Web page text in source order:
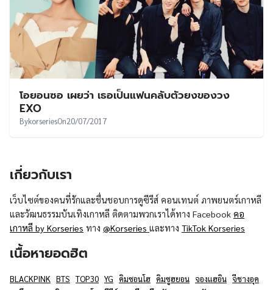
โอยอนซอ เผยว่า เธอเป็นแฟนคลับตัวยงของวง
EXO
BykorseriesOn20/07/2017
เกี่ยวกับเรา
เว็บไซต์ของคนที่รักและชื่นชอบการดูซีรีส์ คอนเทนต์ ภาพยนตร์เกาหลี
และวัฒนธรรมบันเทิงเกาหลี ติดตามพวกเราได้ทาง Facebook คอ
เกาหลี by Korseries ทาง @Korseries และทาง TikTok Korseries
เนื้อหายอดฮิต
BLACKPINK BTS TOP30 YG คิมซอนโฮ คิมซูฮยอน จองแฮอิน จีชางอุค